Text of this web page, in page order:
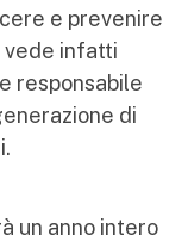
e prevenire
vede infatti
responsabile
di
un anno intero